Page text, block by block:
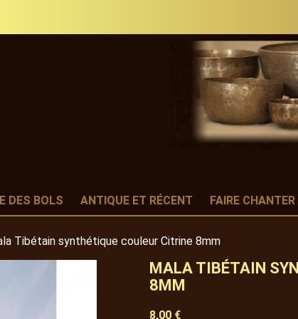
DES BOLS ANTIQUE ET RÉCENT FAIRE
Tibétain synthétique couleur Citrine 8mm
MALA TIBÉTAIN
8MM
8,00 €